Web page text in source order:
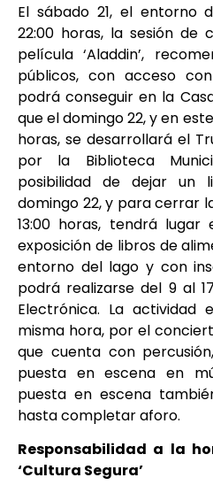
El sábado 21, el entorno
22:00 horas, la sesión de
película ‘Aladdin’,
públicos, con acceso
podrá conseguir en la
que el domingo 22, y en
horas, se desarrollará el
por la Biblioteca
posibilidad de dejar
domingo 22, y para cerrar
13:00 horas, tendrá
exposición de libros de
entorno del lago y con
podrá realizarse del 9 al
Electrónica. La actividad
misma hora, por el
que cuenta con
puesta en escena en
puesta en escena
hasta completar aforo.
Responsabilidad a la
‘Cultura Segura’